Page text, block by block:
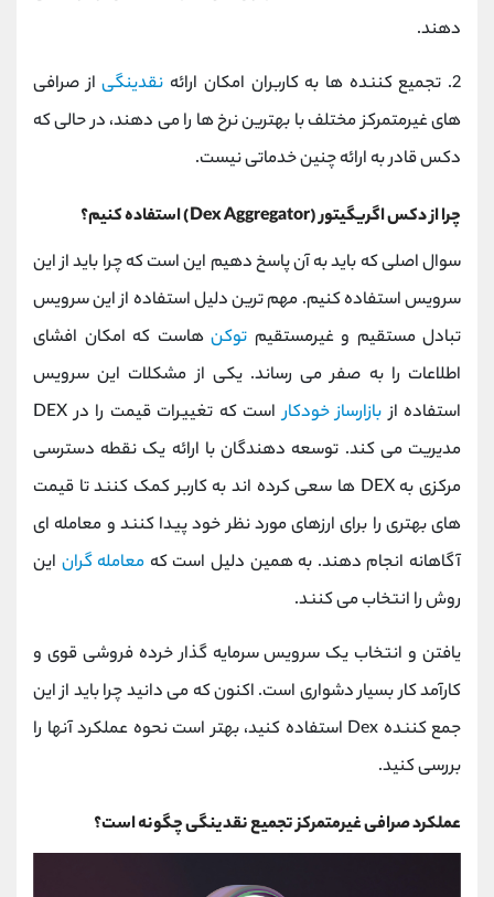
دهند.
2. تجمیع کننده ها به کاربران امکان ارائه
نقدینگیاز صرافی
های غیرمتمرکز مختلف با بهترین نرخ ها را می دهند، در حالی که
دکس قادر به ارائه چنین خدماتی نیست.
چرا از دکس اگریگیتور (Dex Aggregator) استفاده کنیم؟
سوال اصلی که باید به آن پاسخ دهیم این است که چرا باید از این
سرویس استفاده کنیم. مهم ترین دلیل استفاده از این سرویس
تبادل مستقیم و غیرمستقیم توکن هاست که امکان افشای
اطلاعات را به صفر می رساند. یکی از مشکلات این سرویس
استفاده از بازارساز خودکار
است که تغییرات قیمت را در DEX
مدیریت می کند. توسعه دهندگان با ارائه یک نقطه دسترسی
مرکزی به DEX ها سعی کرده اند به کاربر کمک کنند تا قیمت
های بهتری را برای ارزهای مورد نظر خود پیدا کنند و معامله ای
آگاهانه انجام دهند. به همین دلیل است که معامله گران این
روش را انتخاب می کنند.
یافتن و انتخاب یک سرویس سرمایه گذار خرده فروشی قوی و
کارآمد کار بسیار دشواری است. اکنون که می دانید چرا باید از این
جمع کننده Dex استفاده کنید، بهتر است نحوه عملکرد آنها را
بررسی کنید.
عملکرد صرافی غیرمتمرکز تجمیع نقدینگی چگونه است؟